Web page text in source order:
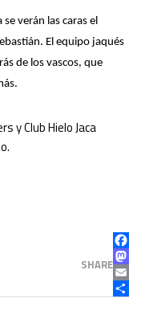
se verán las caras el
El equipo jaqués
de los vascos, que
y Club Hielo Jaca
SHARE